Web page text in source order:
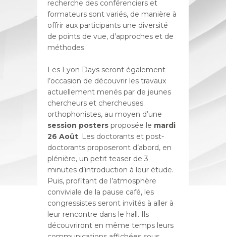
recherche des conférenciers et
formateurs sont variés, de manière à
offrir aux participants une diversité
de points de vue, d’approches et de
méthodes.
Les Lyon Days seront également
l’occasion de découvrir les travaux
actuellement menés par de jeunes
chercheurs et chercheuses
orthophonistes, au moyen d’une
session posters proposée le mardi
26 Août. Les doctorants et post-
doctorants proposeront d’abord, en
plénière, un petit teaser de 3
minutes d’introduction à leur étude.
Puis, profitant de l’atmosphère
conviviale de la pause café, les
congressistes seront invités à aller à
leur rencontre dans le hall. Ils
découvriront en même temps leurs